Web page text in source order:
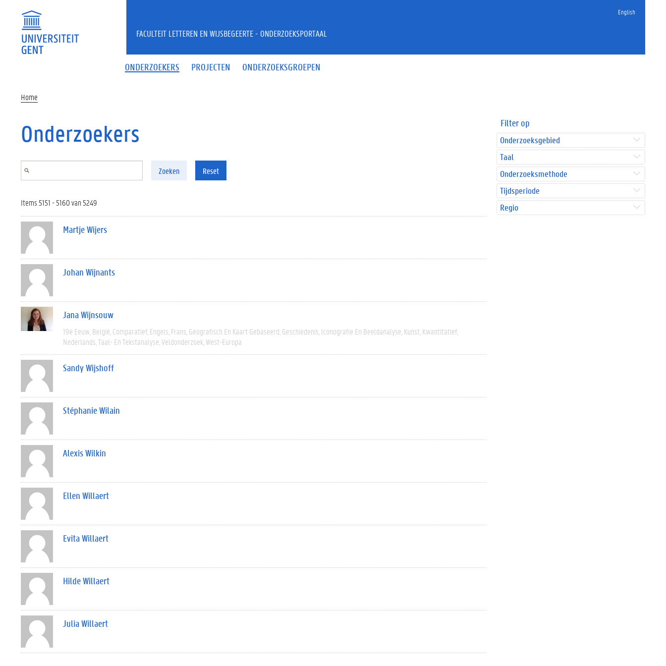
English
ONDERZOEKERS PROJECTEN ONDERZOEKSGROEPEN
FACULTEIT LETTEREN EN WIJSBEGEERTE - ONDERZOEKSPORTAAL
Home
Onderzoekers
Zoeken Reset
Items 5151 - 5160 van 5249
Martje Wijers
Johan Wijnants
Jana Wijnsouw
19e Eeuw België Comparatief Engels Frans Geografisch En Kaart Gebaseerd Geschiedenis Iconografie En Beeldanalyse Kunst Kwantitatief
Nederlands Taal- En Tekstanalyse Veldonderzoek West-Europa
Sandy Wijshoff
Stéphanie Wilain
Alexis Wilkin
Ellen Willaert
Evita Willaert
Hilde Willaert
Julia Willaert
Filter op
Onderzoeksgebied
Taal
Onderzoeksmethode
Tijdsperiode
Regio